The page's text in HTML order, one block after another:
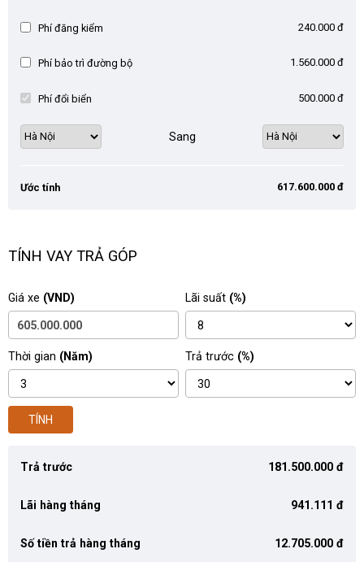
Phí đăng kiểm 240.000 đ
Phí bảo trì đường bộ 1.560.000 đ
Phí đổi biển 500.000 đ
Sang
Ước tính 617.600.000 đ
TÍNH VAY TRẢ GÓP
Giá xe (VND) Lãi suất (%)
Thời gian (Năm) Trả trước (%)
TÍNH
Trả trước 181.500.000 đ
Lãi hàng tháng 941.111 đ
Số tiền trả hàng tháng 12.705.000 đ